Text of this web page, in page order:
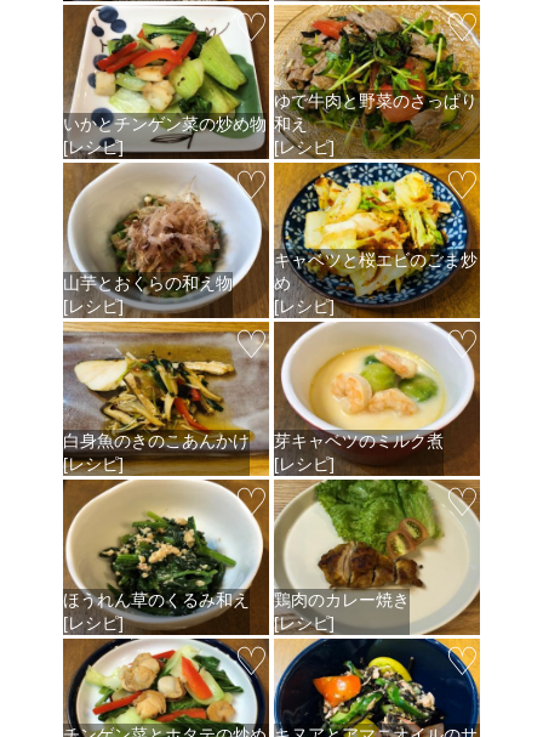
♡
いかとチンゲン菜の炒め物
[レシピ]
♡
ゆで牛肉と野菜のさっぱり
和え
[レシピ]
♡
山芋とおくらの和え物
[レシピ]
♡
キャベツと桜エビのごま炒
め
[レシピ]
♡
白身魚のきのこあんかけ
[レシピ]
♡
芽キャベツのミルク煮
[レシピ]
♡
ほうれん草のくるみ和え
[レシピ]
♡
鶏肉のカレー焼き
[レシピ]
♡ ♡